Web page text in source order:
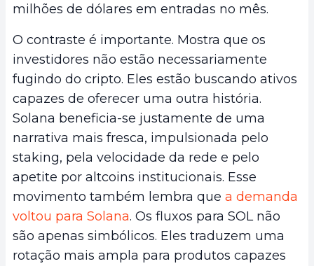
milhões de dólares em entradas no mês.
O contraste é importante. Mostra que os
investidores não estão necessariamente
fugindo do cripto. Eles estão buscando ativos
capazes de oferecer uma outra história.
Solana beneficia-se justamente de uma
narrativa mais fresca, impulsionada pelo
staking, pela velocidade da rede e pelo
apetite por altcoins institucionais. Esse
movimento também lembra que a demanda
voltou para Solana. Os fluxos para SOL não
são apenas simbólicos. Eles traduzem uma
rotação mais ampla para produtos capazes